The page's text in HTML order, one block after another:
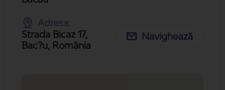
Adresa:
Strada Bicaz 17,
Bac?u, România
Navighează